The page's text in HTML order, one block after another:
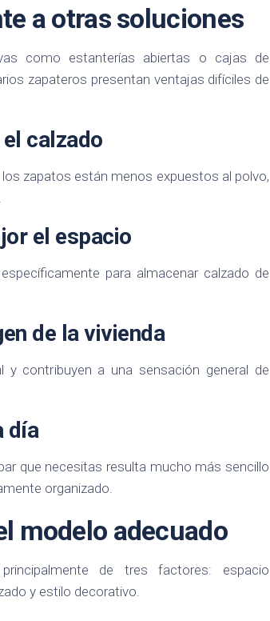
a otras soluciones
como estanterías abiertas o cajas de
zapateros presentan ventajas difíciles de
calzado
zapatos están menos expuestos al polvo,
el espacio
para almacenar calzado de
de la vivienda
y contribuyen a una sensación general de
día
que necesitas resulta mucho más sencillo
organizado.
modelo adecuado
de tres factores: espacio
y estilo decorativo.